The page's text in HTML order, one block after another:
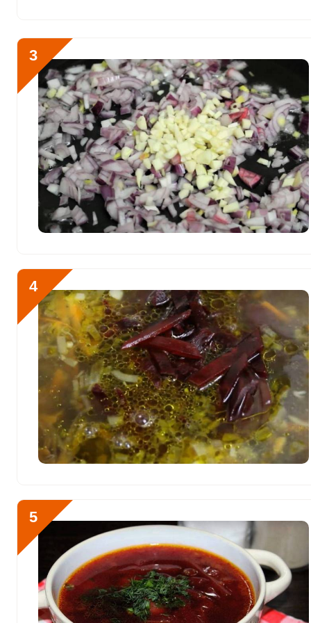
Железо
Йод 6.9 мкг
Кобальт 7.1 мкг
Литий 7.3 мкг
Марганец 3.7 мкг
Медь 974.2 мкг
Рубидий
Селен 8.3 мкг
Фтор 1072.5 мкг
Хром 4.2 мкг
Цинк 4.7 мг
Бор 392.5 мкг
Ванадий 70.5 мкг
3
4
5